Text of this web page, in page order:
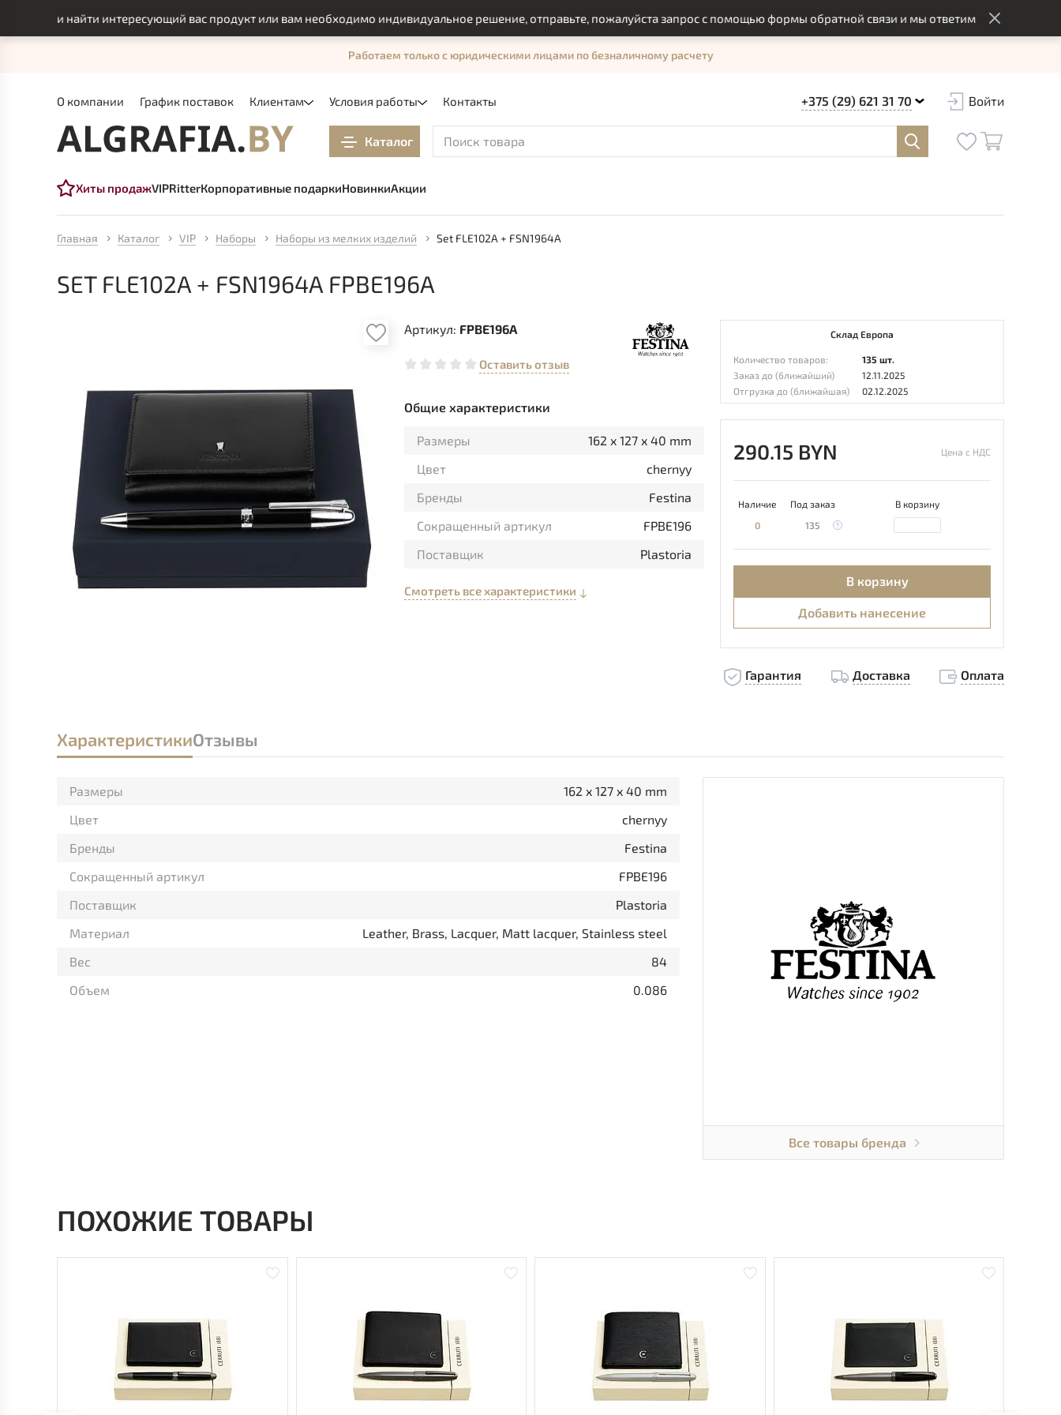
найти интересующий вас продукт или вам необходимо индивидуальное решение, отправьте, пожалуйста запрос с помощью формы обратной связи и мы ответим вам в оптимальный
О компании График поставок Клиентам Условия работы Контакты
Работаем только с юридическими лицами по безналичному расчету
+375 (29) 621 31 70 Войти
Каталог
Хиты продажVIPRitterКорпоративные подаркиНовинкиАкции
Главная Каталог VIP Наборы Наборы из мелких изделий Set FLE102A + FSN1964A
SET FLE102A + FSN1964A FPBE196A
Артикул: FPBE196A
Оставить отзыв
Общие характеристики
Размеры
162 x 127 x 40 mm
Цвет
chernyy
Бренды
Festina
Сокращенный артикул
FPBE196
Поставщик
Plastoria
Смотреть все характеристики
Склад Европа
Количество товаров:
135 шт.
Заказ до (ближайший)
12.11.2025
Отгрузка до (ближайшая)
02.12.2025
290.15 BYN Цена с НДС
Наличие Под заказ
В корзину
0
135
В корзину
Добавить нанесение
Гарантия Доставка Оплата
ХарактеристикиОтзывы
Размеры
162 x 127 x 40 mm
Цвет
chernyy
Бренды
Festina
Сокращенный артикул
FPBE196
Поставщик
Plastoria
Материал
Leather, Brass, Lacquer, Matt lacquer, Stainless steel
Вес
84
Объем
0.086
Все товары бренда
ПОХОЖИЕ ТОВАРЫ